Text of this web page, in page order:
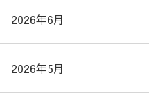
2026年6月
2026年5月